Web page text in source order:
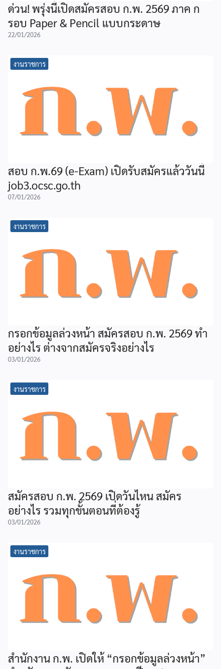
ด่วน! พรุ่งนี้เปิดสมัครสอบ ก.พ. 2569 ภาค ก
รอบ Paper & Pencil แบบกระดาษ
22/01/2026
งานราชการ
สอบ ก.พ.69 (e-Exam) เปิดรับสมัครแล้ววันนี้
job3.ocsc.go.th
07/01/2026
งานราชการ
กรอกข้อมูลล่วงหน้า สมัครสอบ ก.พ. 2569 ทำ
อย่างไร ต่างจากสมัครจริงอย่างไร
03/01/2026
งานราชการ
สมัครสอบ ก.พ. 2569 เปิดวันไหน สมัคร
อย่างไร รวมทุกขั้นตอนที่ต้องรู้
03/01/2026
งานราชการ
สำนักงาน ก.พ. เปิดให้ “กรอกข้อมูลล่วงหน้า”